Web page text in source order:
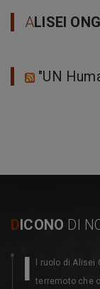
ALISEI ONG
"UN
DICONO DI
I
l ruolo di
terremoto che